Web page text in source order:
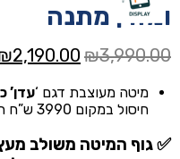
ומזרן מתנה
₪3,990.00
המחיר
היה:
2,190.00
מיטה מעוצבת דגם ‘עדן’
חיסול במקום 3990 ש”ח רק